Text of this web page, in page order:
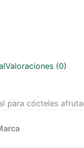
Valoraciones (0)
para cócteles